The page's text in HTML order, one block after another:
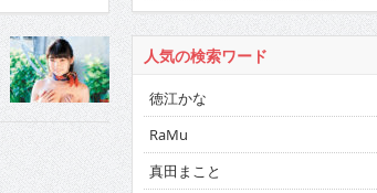
人気の検索ワード
徳江かな
RaMu
真田まこと